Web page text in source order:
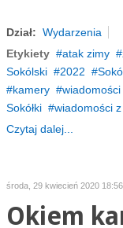
Dział: Wydarzenia
Etykiety
atak zimy
Sokólski
2022
kamery
Sokółki
wiadomości z
Czytaj dalej...
środa, 29 kwiecień 2020 18:56
Okiem